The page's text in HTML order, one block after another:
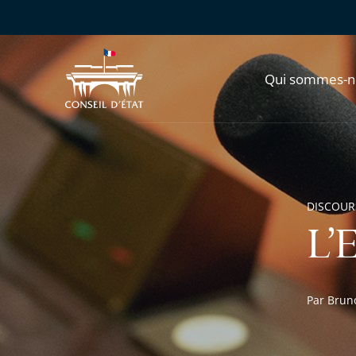
Qui sommes-
Par